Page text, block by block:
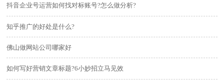
抖音企业号运营如何找对标账号?怎么做分析?
知乎推广的好处是什么?
佛山做网站公司哪家好
如何写好营销文章标题?6小妙招立马见效